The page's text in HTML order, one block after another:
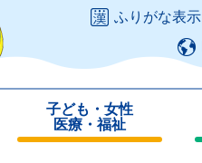
ふりがな表示
子ども・女性
医療・福祉